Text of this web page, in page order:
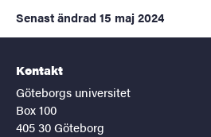
Senast ändrad 15 maj 2024
Kontakt
Göteborgs universitet
Box 100
405 30 Göteborg